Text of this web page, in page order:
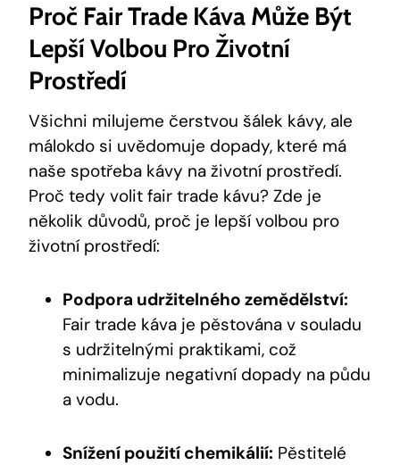
Proč Fair Trade Káva Může Být
Lepší Volbou Pro Životní
Prostředí
Všichni milujeme čerstvou šálek kávy, ale
málokdo si uvědomuje dopady, které má
naše spotřeba kávy na životní prostředí.
Proč tedy volit fair trade kávu? Zde je
několik důvodů, proč je lepší volbou pro
životní prostředí:
Podpora udržitelného zemědělství:
Fair trade káva je pěstována v souladu
s udržitelnými praktikami, což
minimalizuje negativní dopady na půdu
a vodu.
Snížení použití chemikálií: Pěstitelé